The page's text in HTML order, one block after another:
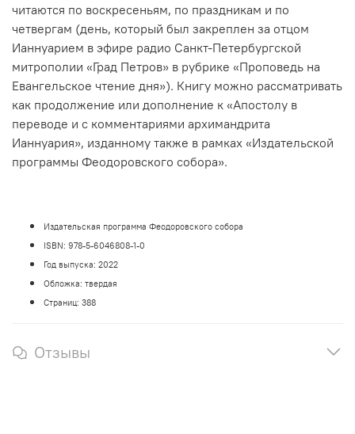
читаются по воскресеньям, по праздникам и по
четвергам (день, который был закреплен за отцом
Ианнуарием в эфире радио Санкт-Петербургской
митрополии «Град Петров» в рубрике «Проповедь на
Евангельское чтение дня»). Книгу можно рассматривать
как продолжение или дополнение к «Апостолу в
переводе и с комментариями архимандрита
Ианнуария», изданному также в рамках «Издательской
программы Феодоровского собора».
Издательская программа Феодоровского собора
ISBN: 978-5-6046808-1-0
Год выпуска: 2022
Обложка: твердая
Страниц: 388
Отзывы